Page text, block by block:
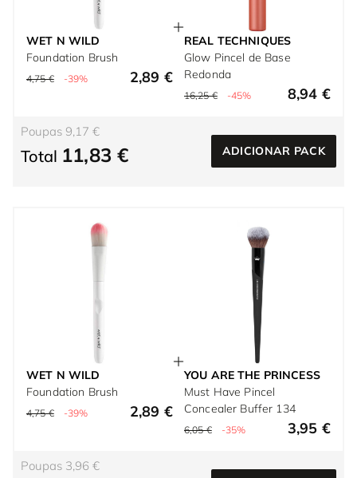
WET N WILD
Foundation Brush
4,75 € -39% 2,89 €
REAL TECHNIQUES
Glow Pincel de Base
Redonda
16,25 € -45% 8,94 €
Poupas 9,17 €
Total 11,83 € ADICIONAR PACK
WET N WILD
Foundation Brush
4,75 € -39% 2,89 €
YOU ARE THE PRINCESS
Must Have Pincel
Concealer Buffer 134
6,05 € -35% 3,95 €
Poupas 3,96 €